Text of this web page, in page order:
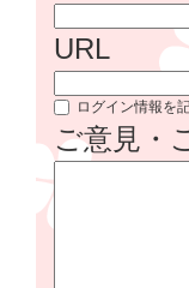
URL
ログイン情報を
ご意見・